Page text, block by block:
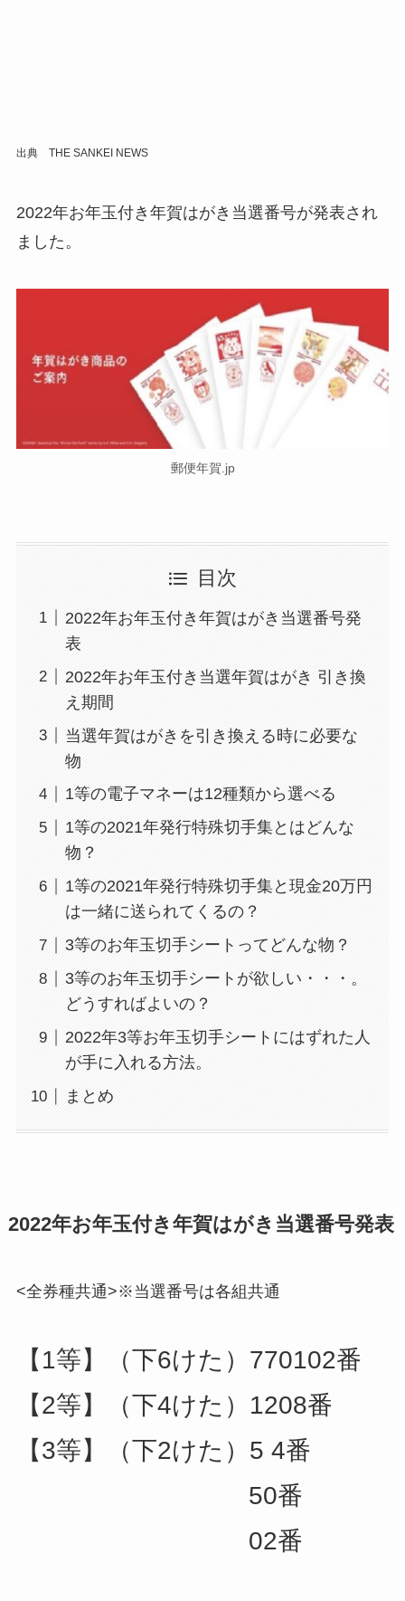
出典 THE SANKEI NEWS
2022年お年玉付き年賀はがき当選番号が発表され
ました。
郵便年賀.jp
目次
2022年お年玉付き年賀はがき当選番号発
表
2022年お年玉付き当選年賀はがき 引き換
え期間
当選年賀はがきを引き換える時に必要な
物
1等の電子マネーは12種類から選べる
1等の2021年発行特殊切手集とはどんな
物？
1等の2021年発行特殊切手集と現金20万円
は一緒に送られてくるの？
3等のお年玉切手シートってどんな物？
3等のお年玉切手シートが欲しい・・・。
どうすればよいの？
2022年3等お年玉切手シートにはずれた人
が手に入れる方法。
まとめ
2022年お年玉付き年賀はがき当選番号発表
<全券種共通>※当選番号は各組共通
【1等】（下6けた）770102番
【2等】（下4けた）1208番
【3等】（下2けた）5 4番
50番
02番